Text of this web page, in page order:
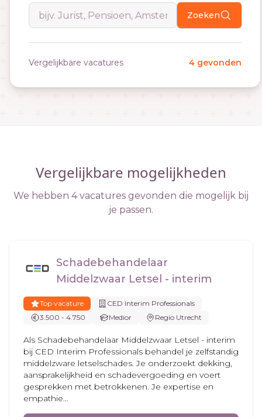
Zoeken
Vergelijkbare vacatures 4 gevonden
Vergelijkbare mogelijkheden
We hebben 4 vacatures gevonden die mogelijk bij
je passen.
Schadebehandelaar
Middelzwaar Letsel - interim
Top vacature
CED Interim Professionals
3.500 - 4.750
Medior Regio Utrecht
Als Schadebehandelaar Middelzwaar Letsel - interim
bij CED Interim Professionals behandel je zelfstandig
middelzware letselschades. Je onderzoekt dekking,
aansprakelijkheid en schadevergoeding en voert
gesprekken met betrokkenen. Je expertise en
empathie...